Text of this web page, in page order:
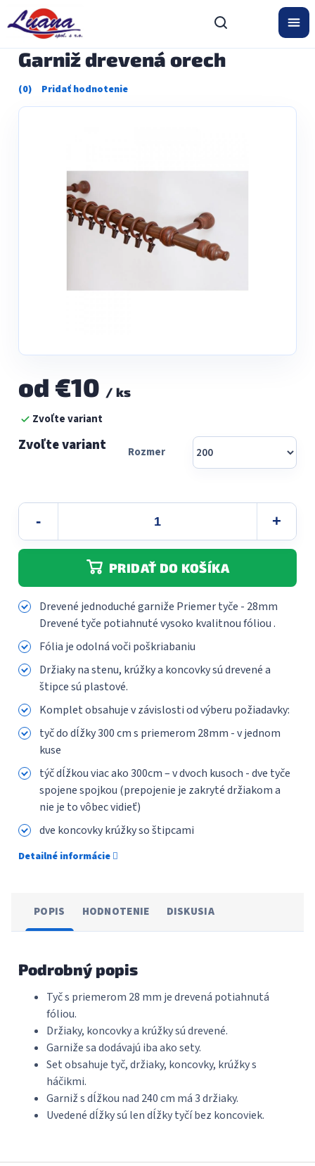
obsah
Garniž drevená orech
Priemerné
hodnotenie
hviezdičiek.
od €10 / ks
Jednotková
cena:Zvoľte variant
Rozmer
PRIDAŤ DO KOŠÍKA
Drevené jednoduché garniže Priemer tyče - 28mm
Drevené tyče potiahnuté vysoko kvalitnou fóliou .
Fólia je odolná voči poškriabaniu
Držiaky na stenu, krúžky a koncovky sú drevené a
štipce sú plastové.
Komplet obsahuje v závislosti od výberu požiadavky:
tyč do dĺžky 300 сm s priemerom 28mm - v jednom
kuse
týč dĺžkou viac ako 300cm – v dvoch kusoch - dve tyče
spojene spojkou (prepojenie je zakryté držiakom a
nie je to vôbec vidieť)
dve koncovky krúžky so štipcami
Detailné informácie
POPIS HODNOTENIE DISKUSIA
Podrobný popis
Tyč s priemerom 28 mm je drevená potiahnutá
fóliou.
Držiaky, koncovky a krúžky sú drevené.
Garniže sa dodávajú iba ako sety.
Set obsahuje tyč, držiaky, koncovky, krúžky s
háčikmi.
Garniž s dĺžkou nad 240 cm má 3 držiaky.
Uvedené dĺžky sú len dĺžky tyčí bez koncoviek.